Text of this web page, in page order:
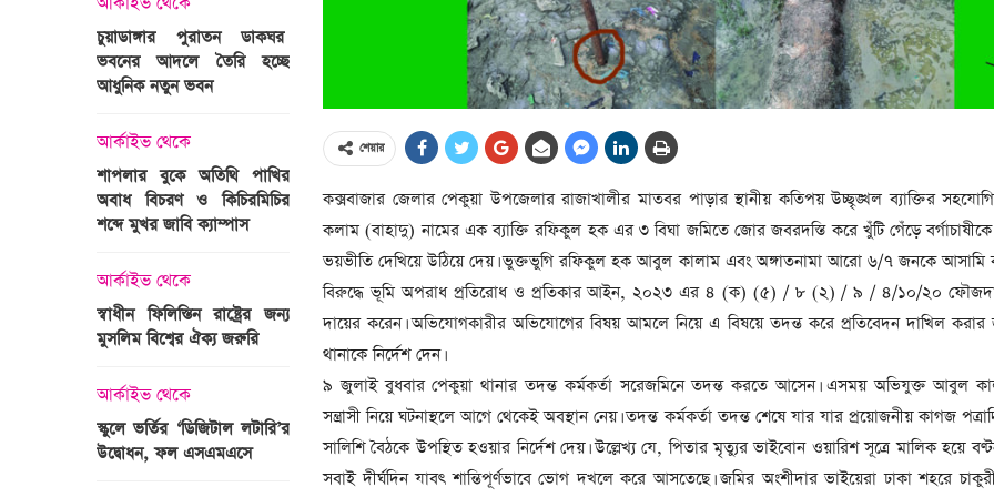
শেয়ার
কক্সবাজার জেলার পেকুয়া উপজেলার রাজাখালীর মাতবর পাড়ার স্থানীয় কতিপয় উচ্ছৃঙ্খল ব্যাক্তির
কলাম (বাহাদু) নামের এক ব্যাক্তি রফিকুল হক এর ৩ বিঘা জমিতে জোর জবরদস্তি করে খুঁটি গেঁড়ে
ভয়ভীতি দেখিয়ে উঠিয়ে দেয়। ভুক্তভুগি রফিকুল হক আবুল কালাম এবং অঙ্গাতনামা আরো ৬/৭ জনকে আসামি
বিরুদ্ধে ভূমি অপরাধ প্রতিরোধ ও প্রতিকার আইন, ২০২৩ এর ৪ (ক) (৫) / ৮ (২) / ৯ / ৪/১০/২০
দায়ের করেন। অভিযোগকারীর অভিযোগের বিষয় আমলে নিয়ে এ বিষয়ে তদন্ত করে প্রতিবেদন দাখিল করার
থানাকে নির্দেশ দেন।
৯ জুলাই বুধবার পেকুয়া থানার তদন্ত কর্মকর্তা সরেজমিনে তদন্ত করতে আসেন। এসময় অভিযুক্ত আবুল
সন্ত্রাসী নিয়ে ঘটনাস্থলে আগে থেকেই অবস্থান নেয়। তদন্ত কর্মকর্তা তদন্ত শেষে যার যার প্রয়োজনীয় কাগজ
সালিশি বৈঠকে উপস্থিত হওয়ার নির্দেশ দেয়। উল্লেখ্য যে, পিতার মৃত্যুর ভাইবোন ওয়ারিশ সূত্রে মালিক হয়ে
সবাই দীর্ঘদিন যাবৎ শান্তিপূর্ণভাবে ভোগ দখলে করে আসতেছে। জমির অংশীদার ভাইয়েরা ঢাকা শহরে
চুয়াডাঙ্গার পুরাতন ডাকঘর
ভবনের আদলে তৈরি হচ্ছে
আধুনিক নতুন ভবন
আর্কাইভ থেকে
শাপলার বুকে অতিথি পাখির
অবাধ বিচরণ ও কিচিরমিচির
শব্দে মুখর জাবি ক্যাম্পাস
আর্কাইভ থেকে
স্বাধীন ফিলিস্তিন রাষ্ট্রের জন্য
মুসলিম বিশ্বের ঐক্য জরুরি
আর্কাইভ থেকে
স্কুলে ভর্তির ‘ডিজিটাল লটারি’র
উদ্বোধন, ফল এসএমএসে
গুলশান হলি আর্টিজান হামলা
মামলা : হাইকোর্টের রায় আজ
আন্তর্জাতিক
মাওলানা তারেক জামিলের
ছেলের মৃত্যু
আন্তর্জাতিক
বিশ্বকাপ ইাতহাসে সাকিবের
আরেকটি রেকর্ড
আর্কাইভ থেকে
টানেল উদ্বোধন : প্রধানমন্ত্রীর
জনসভায় যোগ দিচ্ছেন দলীয়
নেতাকর্মীরা
আর্কাইভ থেকে
সেহরি, ইফতার ও তারাবির
সময় নিরবচ্ছিন্ন বিদ্যুৎ রাখার
নির্দেশ: প্রধানমন্ত্রী তারেক
রহমান
আর্কাইভ থেকে
দেশের ১১তম প্রধানমন্ত্রী হলেন
তারেক রহমান
আর্কাইভ থেকে
পারে, ২৫ পূর্ণমন্ত্রী, প্রতিমন্ত্রী
২৪
আর্কাইভ থেকে